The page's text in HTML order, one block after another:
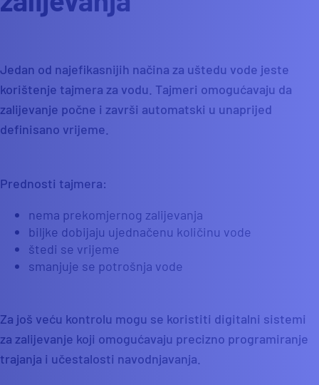
Jedan od najefikasnijih načina za uštedu vode jeste
korištenje tajmera za vodu. Tajmeri omogućavaju da
zalijevanje počne i završi automatski u unaprijed
definisano vrijeme.
Prednosti tajmera:
nema prekomjernog zalijevanja
biljke dobijaju ujednačenu količinu vode
štedi se vrijeme
smanjuje se potrošnja vode
Za još veću kontrolu mogu se koristiti digitalni sistemi
za zalijevanje koji omogućavaju precizno programiranje
trajanja i učestalosti navodnjavanja.